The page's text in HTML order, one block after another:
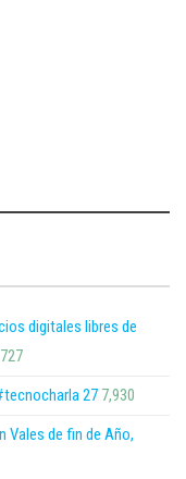
digitales libres de
27 7,930
Vales de fin de Año,